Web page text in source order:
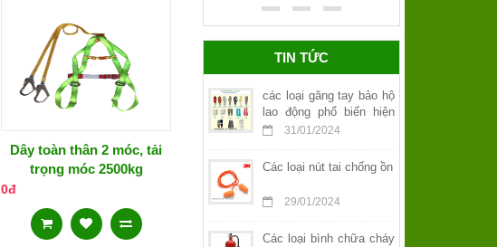
Dây toàn thân 2 móc, tải
trọng móc 2500kg
0đ
TIN TỨC
các loại găng tay bảo hộ
lao động phổ biến hiện
nay
31/01/2024
Các loại nút tai chống ồn
29/01/2024
Các loại bình chữa cháy